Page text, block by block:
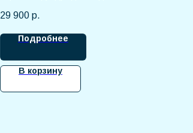
устойчивого к влаге, ультрафиолету и
механическим нагрузкам.
29 900 р.
Подробнее
В корзину